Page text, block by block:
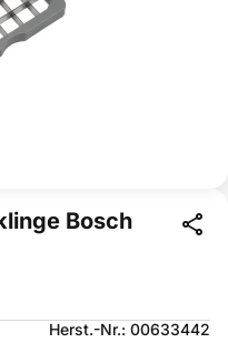
Bosch
Herst.-Nr.: 00633442